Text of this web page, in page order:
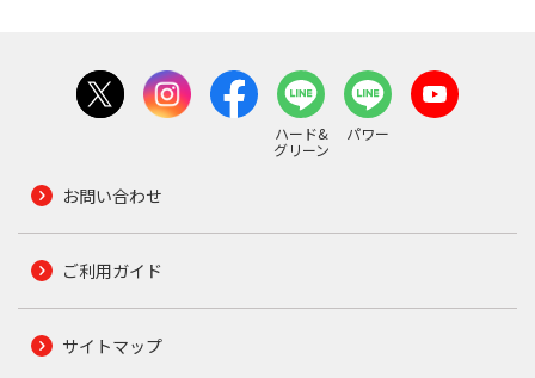
ハード&
グリーン
パワー
お問い合わせ
ご利用ガイド
サイトマップ